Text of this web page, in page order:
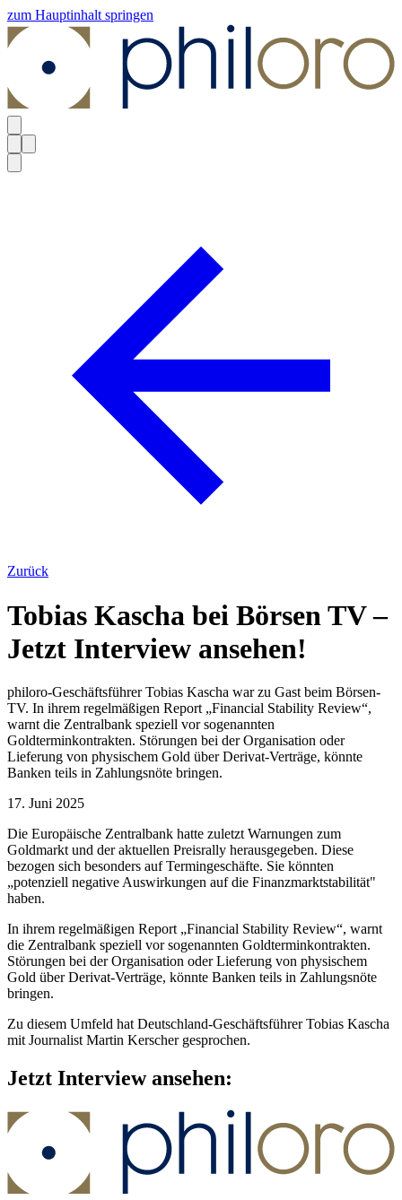
zum Hauptinhalt springen
Zurück
Tobias Kascha bei Börsen TV –
Jetzt Interview ansehen!
philoro-Geschäftsführer Tobias Kascha war zu Gast beim Börsen-
TV. In ihrem regelmäßigen Report „Financial Stability Review“,
warnt die Zentralbank speziell vor sogenannten
Goldterminkontrakten. Störungen bei der Organisation oder
Lieferung von physischem Gold über Derivat-Verträge, könnte
Banken teils in Zahlungsnöte bringen.
17. Juni 2025
Die Europäische Zentralbank hatte zuletzt Warnungen zum
Goldmarkt und der aktuellen Preisrally herausgegeben. Diese
bezogen sich besonders auf Termingeschäfte. Sie könnten
„potenziell negative Auswirkungen auf die Finanzmarktstabilität"
haben.
In ihrem regelmäßigen Report „Financial Stability Review“, warnt
die Zentralbank speziell vor sogenannten Goldterminkontrakten.
Störungen bei der Organisation oder Lieferung von physischem
Gold über Derivat-Verträge, könnte Banken teils in Zahlungsnöte
bringen.
Zu diesem Umfeld hat Deutschland-Geschäftsführer Tobias Kascha
mit Journalist Martin Kerscher gesprochen.
Jetzt Interview ansehen: